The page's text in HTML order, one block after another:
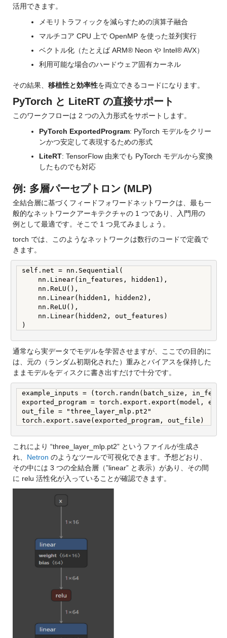
活用できます。
メモリトラフィックを減らすための演算子融合
マルチコア CPU 上で OpenMP を使った並列実行
ベクトル化（たとえば ARM® Neon や Intel® AVX）
利用可能な場合のハードウェア固有カーネル
その結果、 移植性と効率性を両立できるコードになります。
PyTorch と LiteRT の直接サポート
このワークフローは 2 つの入力形式をサポートします。
PyTorch ExportedProgram: PyTorch モデルをクリー
ンかつ安定して表現するための形式
LiteRT: TensorFlow 由来でも PyTorch モデルから変換
したものでも対応
例: 多層パーセプトロン (MLP)
全結合層に基づくフィードフォワードネットワークは、最も一
般的なネットワークアーキテクチャの 1 つであり、入門用の
例として最適です。そこで 1 つ見てみましょう。
torch では、このようなネットワークは数行のコードで定義で
きます。
self.net = nn.Sequential(
    nn.Linear(in_features, hidden1),
    nn.ReLU(),
    nn.Linear(hidden1, hidden2),
    nn.ReLU(),
    nn.Linear(hidden2, out_features)
)
通常なら実データでモデルを学習させますが、ここでの目的に
は、元の（ランダム初期化された）重みとバイアスを保持した
ままモデルをディスクに書き出すだけで十分です。
example_inputs = (torch.randn(batch_size,
exported_program = torch.export.export(model,
out_file = "three_layer_mlp.pt2"
torch.export.save(exported_program, out_file)
これにより “three_layer_mlp.pt2” というファイルが生成さ
れ、 Netron のようなツールで可視化できます。予想どおり、
その中には 3 つの全結合層（”linear” と表示）があり、その間
に relu 活性化が入っていることが確認できます。